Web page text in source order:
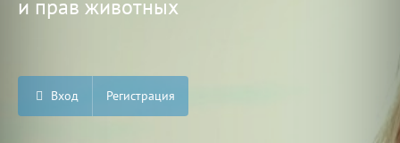
и прав животных
Вход Регистрация